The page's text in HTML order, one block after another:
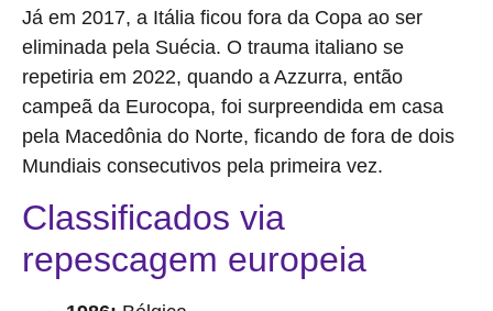
Já em 2017, a Itália ficou fora da Copa ao ser
eliminada pela Suécia. O trauma italiano se
repetiria em 2022, quando a Azzurra, então
campeã da Eurocopa, foi surpreendida em casa
pela Macedônia do Norte, ficando de fora de dois
Mundiais consecutivos pela primeira vez.
Classificados via
repescagem europeia